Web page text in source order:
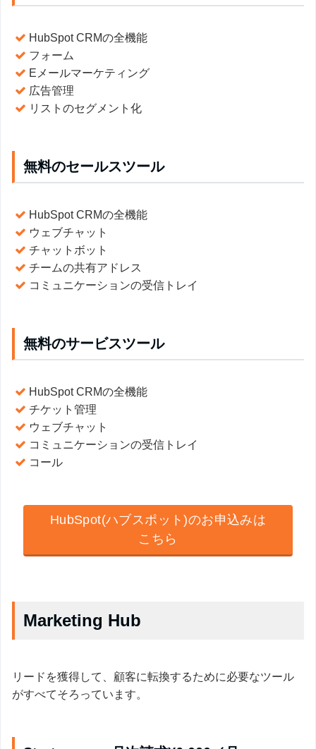
HubSpot CRMの全機能
フォーム
Eメールマーケティング
広告管理
リストのセグメント化
無料のセールスツール
HubSpot CRMの全機能
ウェブチャット
チャットボット
チームの共有アドレス
コミュニケーションの受信トレイ
無料のサービスツール
HubSpot CRMの全機能
チケット管理
ウェブチャット
コミュニケーションの受信トレイ
コール
HubSpot(ハブスポット)のお申込みは
こちら
Marketing Hub
リードを獲得して、顧客に転換するために必要なツール
がすべてそろっています。